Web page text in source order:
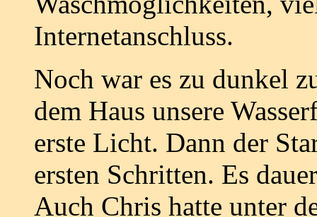
Internetanschluss.
Noch war es zu dunkel
dem Haus unsere
erste Licht. Dann der
ersten Schritten. Es
Auch Chris hatte unter